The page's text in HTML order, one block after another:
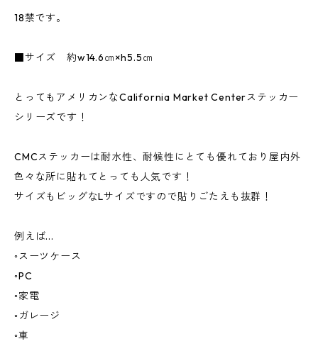
18禁です。
■サイズ 約w14.6㎝×h5.5㎝
とってもアメリカンなCalifornia Market Centerステッカー
シリーズです！
CMCステッカーは耐水性、耐候性にとても優れており屋内外
色々な所に貼れてとっても人気です！
サイズもビッグなLサイズですので貼りごたえも抜群！
例えば...
◦スーツケース
◦PC
◦家電
◦ガレージ
◦車